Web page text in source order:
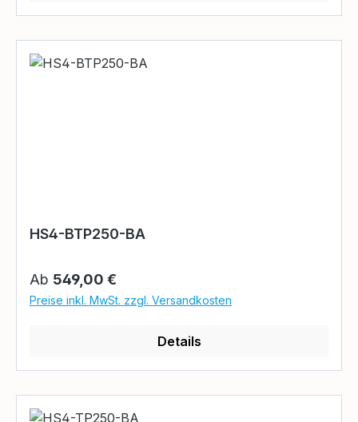
HS4-BTP250-BA
Regulärer Preis:
Ab 549,00 €
Preise inkl. MwSt. zzgl. Versandkosten
Details